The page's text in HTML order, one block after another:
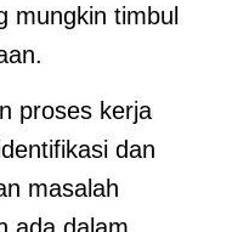
mungkin timbul
proses kerja
dan
masalah
ada dalam